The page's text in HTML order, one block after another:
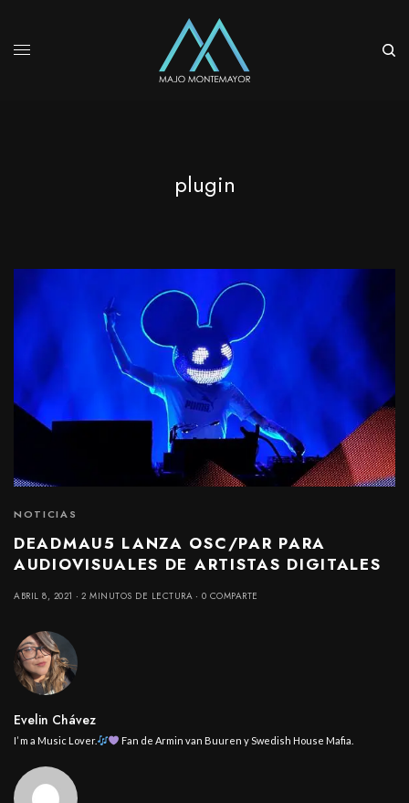
plugin
NOTICIAS
DEADMAU5 LANZA OSC/PAR PARA
AUDIOVISUALES DE ARTISTAS DIGITALES
ABRIL 8, 2021 2 MINUTOS DE LECTURA 0 COMPARTE
Evelin Chávez
I’ m a Music Lover. Fan de Armin van Buuren y Swedish House Mafia.